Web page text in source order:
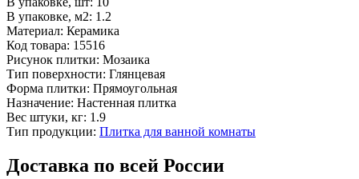
В упаковке, м2: 1.2
Материал: Керамика
Код товара: 15516
Рисунок плитки: Мозаика
Тип поверхности: Глянцевая
Форма плитки: Прямоугольная
Назначение: Настенная плитка
Вес штуки, кг: 1.9
Тип продукции: Плитка для ванной комнаты
Доставка по всей России